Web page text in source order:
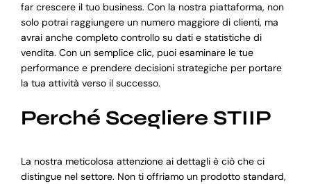
far crescere il tuo business. Con la nostra piattaforma, non
solo potrai raggiungere un numero maggiore di clienti, ma
avrai anche completo controllo su dati e statistiche di
vendita. Con un semplice clic, puoi esaminare le tue
performance e prendere decisioni strategiche per portare
la tua attività verso il successo.
Perché Scegliere STIIP
La nostra meticolosa attenzione ai dettagli è ciò che ci
distingue nel settore. Non ti offriamo un prodotto standard,